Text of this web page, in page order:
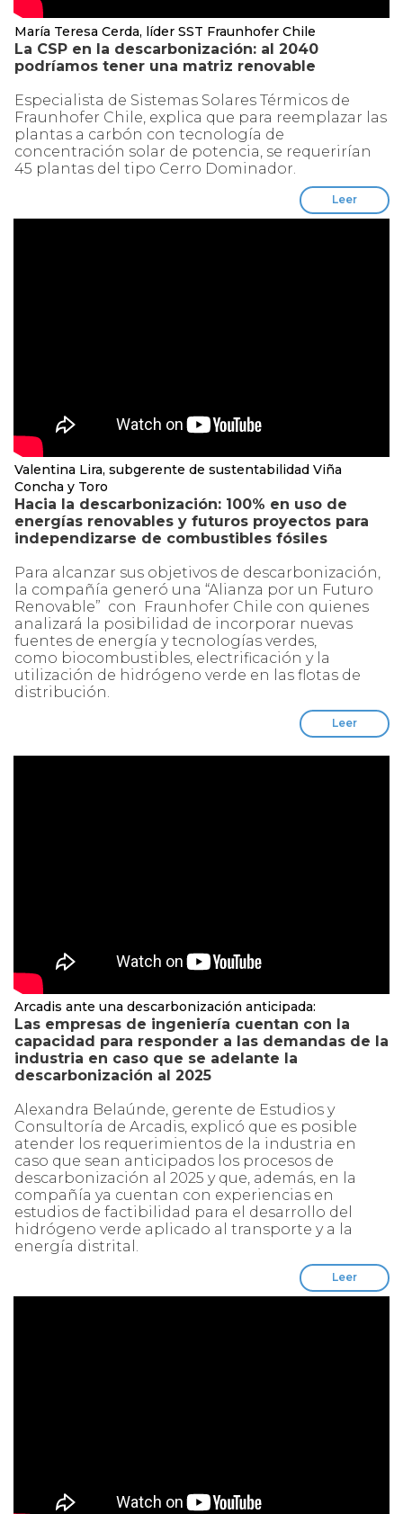
María Teresa Cerda, líder SST Fraunhofer Chile
La CSP en la descarbonización: al 2040
podríamos tener una matriz renovable
Especialista de Sistemas Solares Térmicos de
Fraunhofer Chile, explica que para reemplazar las
plantas a carbón con tecnología de
concentración solar de potencia, se requerirían
45 plantas del tipo Cerro Dominador.
Leer
Valentina Lira, subgerente de sustentabilidad Viña
Concha y Toro
Hacia la descarbonización: 100% en uso de
energías renovables y futuros proyectos para
independizarse de combustibles fósiles
Para alcanzar sus objetivos de descarbonización,
la compañía generó una “Alianza por un Futuro
Renovable” con Fraunhofer Chile con quienes
analizará la posibilidad de incorporar nuevas
fuentes de energía y tecnologías verdes,
como biocombustibles, electrificación y la
utilización de hidrógeno verde en las flotas de
distribución.
Leer
Arcadis ante una descarbonización anticipada:
Las empresas de ingeniería cuentan con la
capacidad para responder a las demandas de la
industria en caso que se adelante la
descarbonización al 2025
Alexandra Belaúnde, gerente de Estudios y
Consultoría de Arcadis, explicó que es posible
atender los requerimientos de la industria en
caso que sean anticipados los procesos de
descarbonización al 2025 y que, además, en la
compañía ya cuentan con experiencias en
estudios de factibilidad para el desarrollo del
hidrógeno verde aplicado al transporte y a la
energía distrital.
Leer